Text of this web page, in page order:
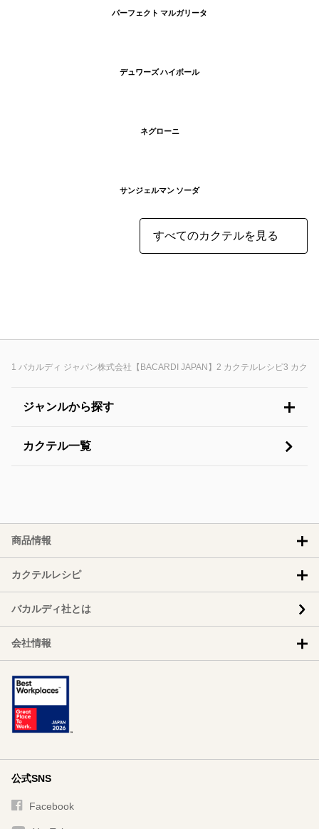
パーフェクト マルガリータ
デュワーズ ハイボール
ネグローニ
サンジェルマン ソーダ
すべてのカクテルを見る
バカルディ ジャパン株式会社【BACARDI JAPAN】 カクテルレシピ カクテ
ジャンルから探す
カクテル一覧
商品情報
カクテルレシピ
バカルディ社とは
会社情報
公式SNS
Facebook